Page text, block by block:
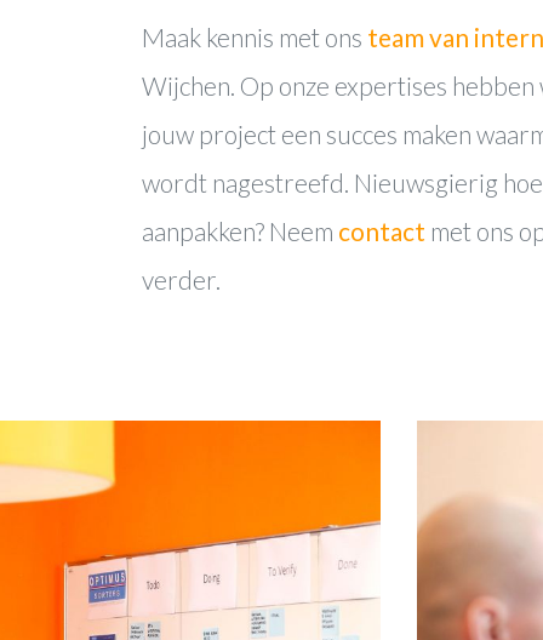
Maak kennis met ons team van
Wijchen. Op onze expertises hebben
jouw project een succes maken
wordt nagestreefd. Nieuwsgierig
aanpakken? Neem contact met ons
verder.